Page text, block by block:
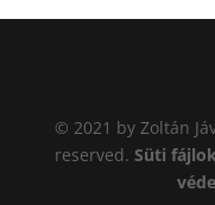
© 2021 by Zoltán
reserved. Süti